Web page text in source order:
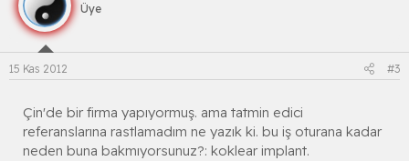
y
o
n
l
a
:
Üye
15 Kas 2012 #3
Çin'de bir firma yapıyormuş. ama tatmin edici
referanslarına rastlamadım ne yazık ki. bu iş oturana kadar
neden buna bakmıyorsunuz?: koklear implant.